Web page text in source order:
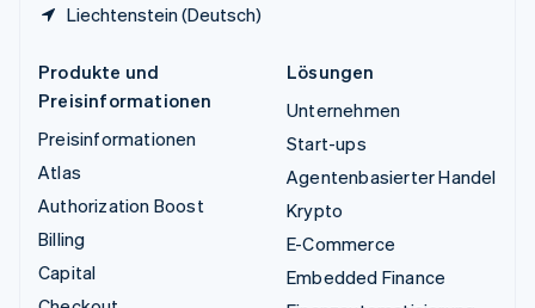
Liechtenstein (Deutsch)
Produkte und
Preisinformationen
Preisinformationen
Atlas
Authorization Boost
Billing
Capital
Lösungen
Unternehmen
Start-ups
Agentenbasierter Handel
Krypto
E-Commerce
Embedded Finance